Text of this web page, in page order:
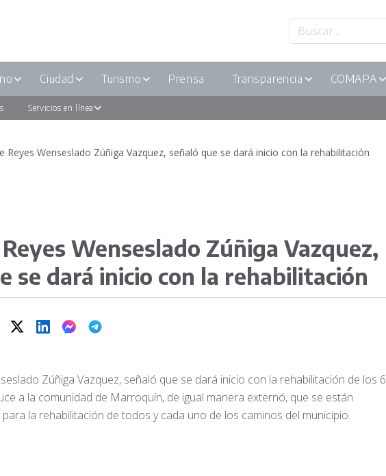
Ciudad Turismo Prensa Transparencia COMAPA
Servicios en línea
Reyes Wenseslado Zúñiga Vazquez, señaló que se dará inicio con la rehabilitación
Wenseslado Zúñiga Vazquez,
se dará inicio con la rehabilitación
Zúñiga Vazquez, señaló que se dará inicio con la rehabilitación de los 6
a la comunidad de Marroquín, de igual manera externó, que se están
la rehabilitación de todos y cada uno de los caminos del municipio.
Contacto